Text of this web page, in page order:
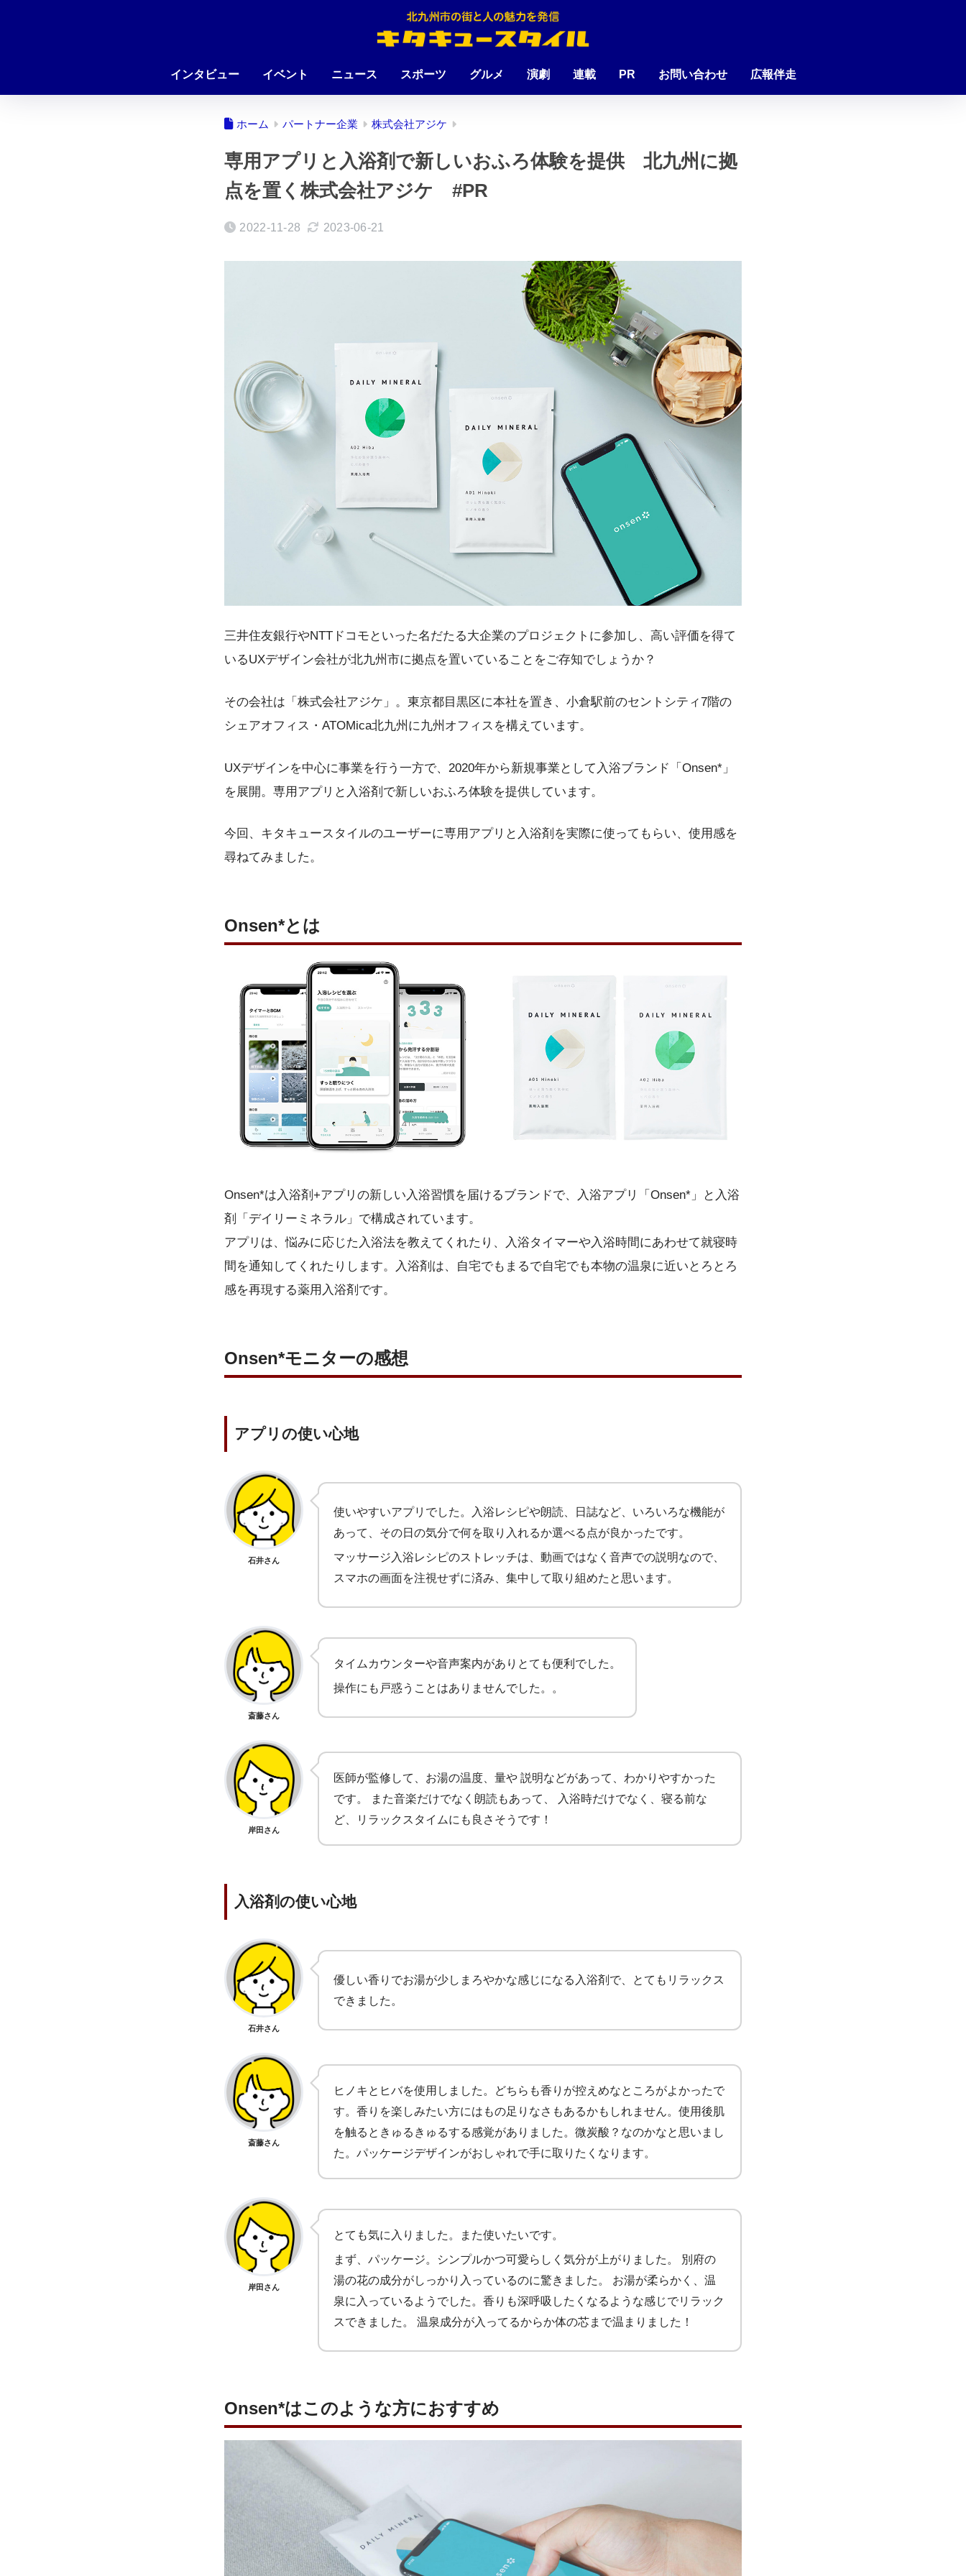
インタビュー イベント ニュース スポーツ グルメ 演劇 連載 PR お問い合わせ 広報伴走
ホーム パートナー企業 株式会社アジケ
専用アプリと入浴剤で新しいおふろ体験を提供 北九州に拠
点を置く株式会社アジケ #PR
2022-11-28 2023-06-21
三井住友銀行やNTTドコモといった名だたる大企業のプロジェクトに参加し、高い評価を得て
いるUXデザイン会社が北九州市に拠点を置いていることをご存知でしょうか？
その会社は「株式会社アジケ」。東京都目黒区に本社を置き、小倉駅前のセントシティ7階の
シェアオフィス・ATOMica北九州に九州オフィスを構えています。
UXデザインを中心に事業を行う一方で、2020年から新規事業として入浴ブランド「Onsen*」
を展開。専用アプリと入浴剤で新しいおふろ体験を提供しています。
今回、キタキュースタイルのユーザーに専用アプリと入浴剤を実際に使ってもらい、使用感を
尋ねてみました。
Onsen*とは
Onsen*は入浴剤+アプリの新しい入浴習慣を届けるブランドで、入浴アプリ「Onsen*」と入浴
剤「デイリーミネラル」で構成されています。
アプリは、悩みに応じた入浴法を教えてくれたり、入浴タイマーや入浴時間にあわせて就寝時
間を通知してくれたりします。入浴剤は、自宅でもまるで自宅でも本物の温泉に近いとろとろ
感を再現する薬用入浴剤です。
Onsen*モニターの感想
アプリの使い心地
石井さん
使いやすいアプリでした。入浴レシピや朗読、日誌など、いろいろな機能が
あって、その日の気分で何を取り入れるか選べる点が良かったです。
マッサージ入浴レシピのストレッチは、動画ではなく音声での説明なので、
スマホの画面を注視せずに済み、集中して取り組めたと思います。
斎藤さん
タイムカウンターや音声案内がありとても便利でした。
操作にも戸惑うことはありませんでした。。
岸田さん
医師が監修して、お湯の温度、量や 説明などがあって、わかりやすかった
です。 また音楽だけでなく朗読もあって、 入浴時だけでなく、寝る前な
ど、リラックスタイムにも良さそうです！
入浴剤の使い心地
石井さん
優しい香りでお湯が少しまろやかな感じになる入浴剤で、とてもリラックス
できました。
斎藤さん
ヒノキとヒバを使用しました。どちらも香りが控えめなところがよかったで
す。香りを楽しみたい方にはもの足りなさもあるかもしれません。使用後肌
を触るときゅるきゅるする感覚がありました。微炭酸？なのかなと思いまし
た。パッケージデザインがおしゃれで手に取りたくなります。
岸田さん
とても気に入りました。また使いたいです。
まず、パッケージ。シンプルかつ可愛らしく気分が上がりました。 別府の
湯の花の成分がしっかり入っているのに驚きました。 お湯が柔らかく、温
泉に入っているようでした。香りも深呼吸したくなるような感じでリラック
スできました。 温泉成分が入ってるからか体の芯まで温まりました！
Onsen*はこのような方におすすめ